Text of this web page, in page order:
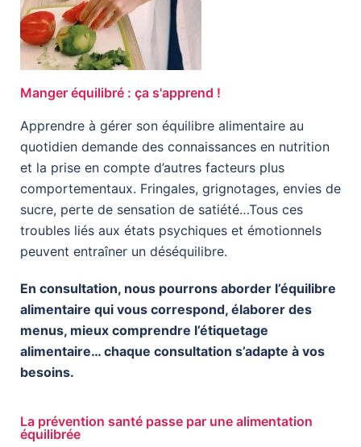
Manger équilibré : ça s'apprend !
Apprendre à gérer son équilibre alimentaire au
quotidien demande des connaissances en nutrition
et la prise en compte d’autres facteurs plus
comportementaux. Fringales, grignotages, envies de
sucre, perte de sensation de satiété…Tous ces
troubles liés aux états psychiques et émotionnels
peuvent entraîner un déséquilibre.
En consultation, nous pourrons aborder l’équilibre
alimentaire qui vous correspond, élaborer des
menus, mieux comprendre l’étiquetage
alimentaire… chaque consultation s’adapte à vos
besoins.
La prévention santé passe par une alimentation
équilibrée